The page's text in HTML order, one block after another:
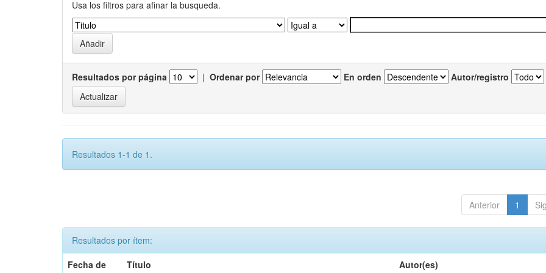
Usa los filtros para afinar la busqueda.
Resultados por página | Ordenar por En orden Autor/registro
Resultados 1-1 de 1.
Anterior 1
Resultados por ítem:
Fecha de
Título Autor(es)